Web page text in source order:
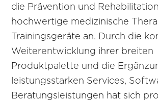
die Prävention und Rehabilitation
hochwertige medizinische
Trainingsgeräte an. Durch die
Weiterentwicklung ihrer breiten
Produktpalette und die
leistungsstarken Services,
Beratungsleistungen hat sich